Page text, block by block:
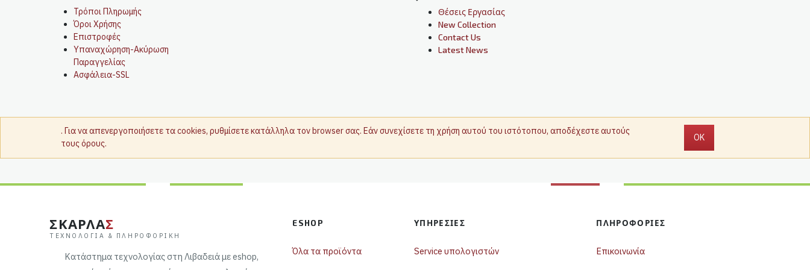
Τρόποι Πληρωμής
Όροι Χρήσης
Επιστροφές
Υπαναχώρηση-Ακύρωση
Παραγγελίας
Ασφάλεια-SSL
Θέσεις Εργασίας
New Collection
Contact Us
Latest News
. Για να απενεργοποιήσετε τα cookies, ρυθμίσετε κατάλληλα τον browser σας. Εάν συνεχίσετε τη χρήση αυτού του ιστότοπου, αποδέχεστε αυτούς
τους όρους.
OK
ΣΚΑΡΛΑΣ
ΤΕΧΝΟΛΟΓΊΑ & ΠΛΗΡΟΦΟΡΙΚΉ
Κατάστημα τεχνολογίας στη Λιβαδειά με eshop,
ESHOP
Όλα τα προϊόντα
ΥΠΗΡΕΣΊΕΣ
Service υπολογιστών
ΠΛΗΡΟΦΟΡΊΕΣ
Επικοινωνία